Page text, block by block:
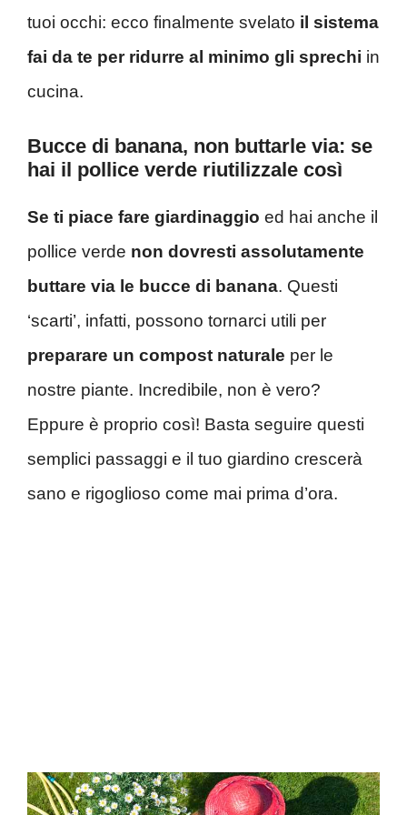
tuoi occhi: ecco finalmente svelato il sistema
fai da te per ridurre al minimo gli sprechi in
cucina.
Bucce di banana, non buttarle via: se
hai il pollice verde riutilizzale così
Se ti piace fare giardinaggio ed hai anche il
pollice verde non dovresti assolutamente
buttare via le bucce di banana. Questi
‘scarti’, infatti, possono tornarci utili per
preparare un compost naturale per le
nostre piante. Incredibile, non è vero?
Eppure è proprio così! Basta seguire questi
semplici passaggi e il tuo giardino crescerà
sano e rigoglioso come mai prima d’ora.